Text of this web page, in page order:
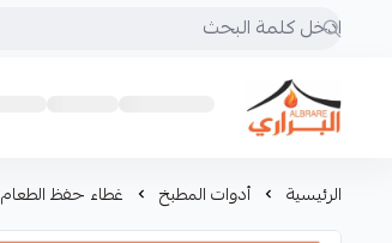
البراري للرحلات
الرئيسية أدوات المطبخ غطاء حفظ الطعام 100 كيس استخدام مره وحده